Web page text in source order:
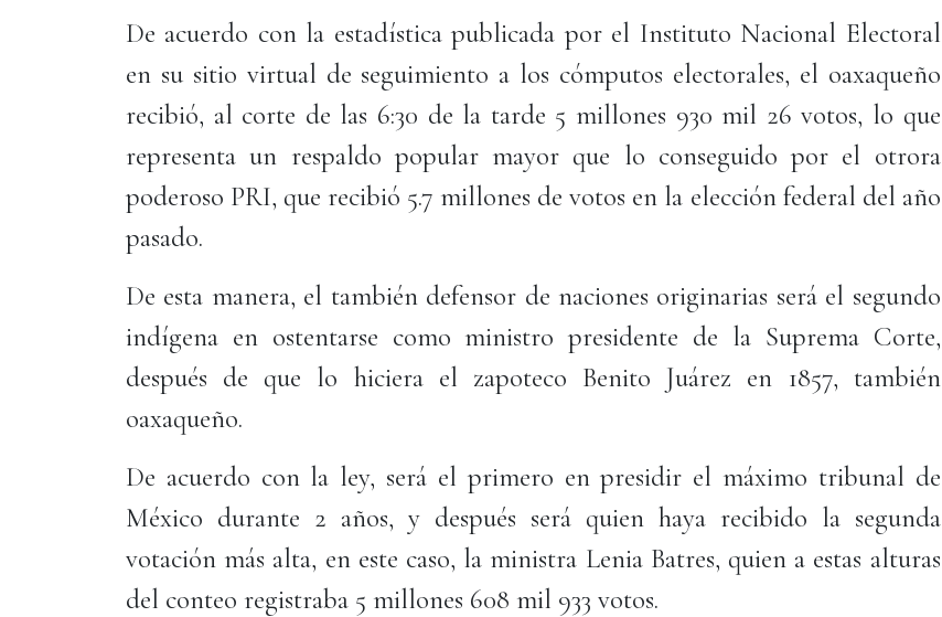
De acuerdo con la estadística publicada por el Instituto Nacional Electoral
en su sitio virtual de seguimiento a los cómputos electorales, el oaxaqueño
recibió, al corte de las 6:30 de la tarde 5 millones 930 mil 26 votos, lo que
representa un respaldo popular mayor que lo conseguido por el otrora
poderoso PRI, que recibió 5.7 millones de votos en la elección federal del año
pasado.
De esta manera, el también defensor de naciones originarias será el segundo
indígena en ostentarse como ministro presidente de la Suprema Corte,
después de que lo hiciera el zapoteco Benito Juárez en 1857, también
oaxaqueño.
De acuerdo con la ley, será el primero en presidir el máximo tribunal de
México durante 2 años, y después será quien haya recibido la segunda
votación más alta, en este caso, la ministra Lenia Batres, quien a estas alturas
del conteo registraba 5 millones 608 mil 933 votos.